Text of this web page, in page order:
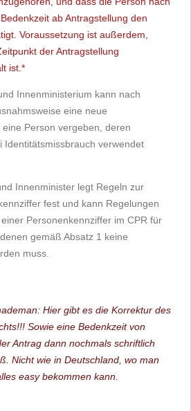
ab Antragstellung den
Voraussetzung ist außerdem,
der Antragstellung
ist.*
Innenministerium kann nach
eine neue
Person vergeben, deren
Identitätsmissbrauch verwendet
Innenminister legt Regeln zur
fest und kann Regelungen
Personenkennziffer im CPR für
gemäß Absatz 1 keine
muss.
Hier gibt es die Korrektur des
Sowie eine Bedenkzeit von
Antrag dann nochmals schriftlich
Nicht wie in Deutschland, wo man
easy bekommen kann.